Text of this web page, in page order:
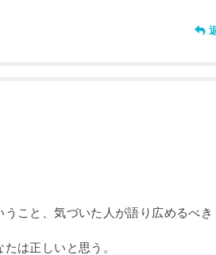
こと、気づいた人が語り広めるべき
は正しいと思う。